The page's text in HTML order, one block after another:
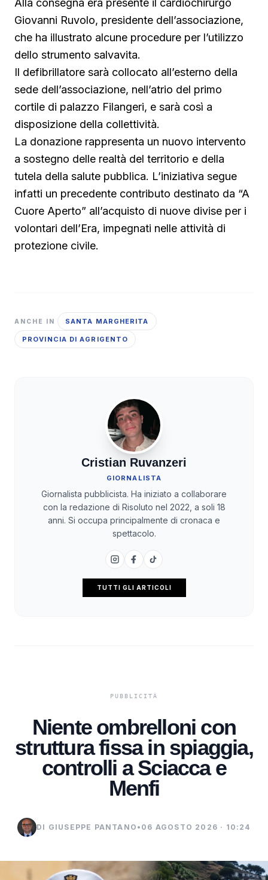
Alla consegna era presente il cardiochirurgo
Giovanni Ruvolo, presidente dell’associazione,
che ha illustrato alcune procedure per l’utilizzo
dello strumento salvavita.
Il defibrillatore sarà collocato all’esterno della
sede dell’associazione, nell’atrio del primo
cortile di palazzo Filangeri, e sarà così a
disposizione della collettività.
La donazione rappresenta un nuovo intervento
a sostegno delle realtà del territorio e della
tutela della salute pubblica. L’iniziativa segue
infatti un precedente contributo destinato da “A
Cuore Aperto” all’acquisto di nuove divise per i
volontari dell’Era, impegnati nelle attività di
protezione civile.
ANCHE IN SANTA MARGHERITA
PROVINCIA DI AGRIGENTO
Cristian Ruvanzeri
GIORNALISTA
Giornalista pubblicista. Ha iniziato a collaborare
con la redazione di Risoluto nel 2022, a soli 18
anni. Si occupa principalmente di cronaca e
spettacolo.
TUTTI GLI ARTICOLI
Niente ombrelloni con
struttura fissa in spiaggia,
controlli a Sciacca e
Menfi
DI GIUSEPPE PANTANO • 06 AGOSTO 2026 · 10:24